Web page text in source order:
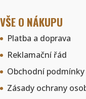
VŠE O NÁKUPU
Platba a doprava
Reklamační řád
Obchodní podmínky
Zásady ochrany